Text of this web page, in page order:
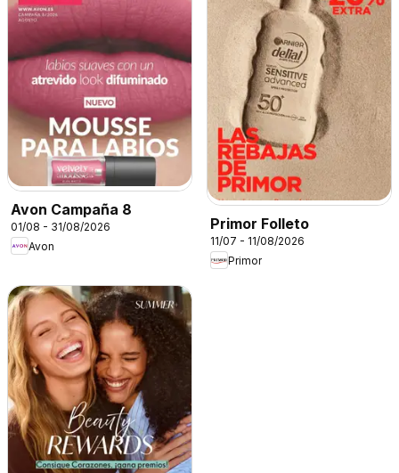
Avon Campaña 8
01/08 - 31/08/2026
Avon
Primor Folleto
11/07 - 11/08/2026
Primor